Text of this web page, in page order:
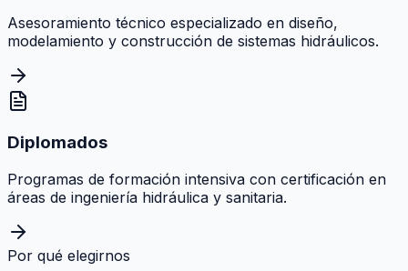
Asesoramiento técnico especializado en diseño,
modelamiento y construcción de sistemas hidráulicos.
Diplomados
Programas de formación intensiva con certificación en
áreas de ingeniería hidráulica y sanitaria.
Por qué elegirnos